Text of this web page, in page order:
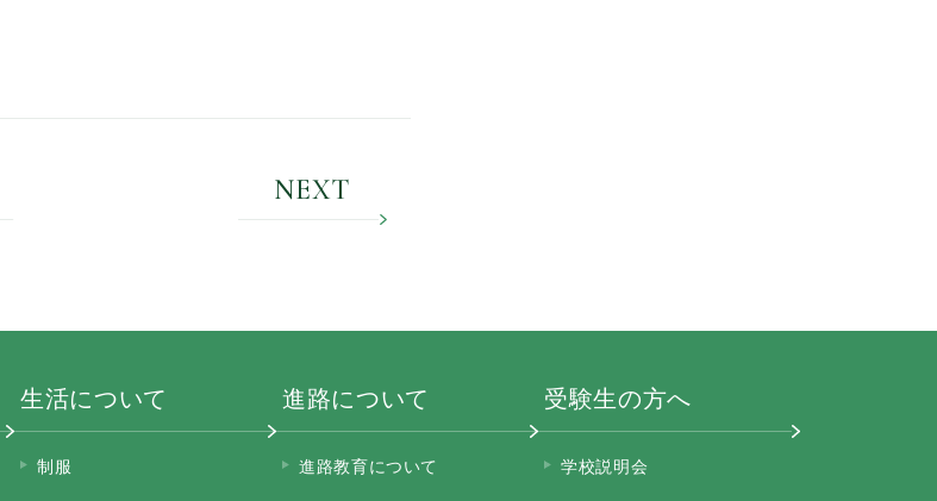
NEXT
生活について
制服
進路について
進路教育について
受験生の方へ
学校説明会